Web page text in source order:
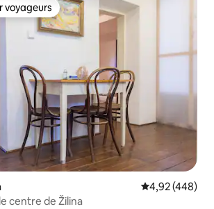
parmi les plus aimés
voyageurs
Note
4,92 (448)
centre de Žilina